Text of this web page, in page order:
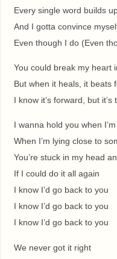
Every single word builds
And I gotta convince
Even though I do (Even
You could break my heart
But when it heals, it beats
I know it’s forward, but it’s
I wanna hold you when
When I’m lying close to
You’re stuck in my head
If I could do it all again
I know I’d go back to you
I know I’d go back to you
I know I’d go back to you
We never got it right